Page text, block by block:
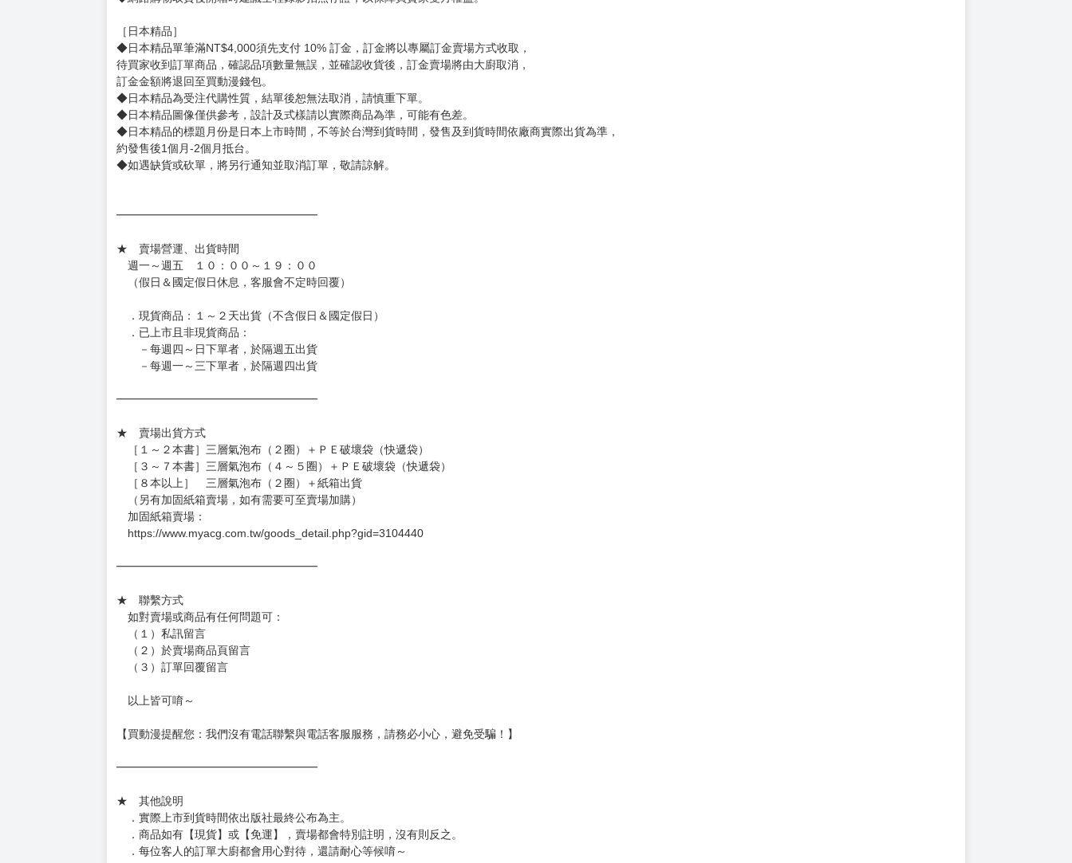
◆不同月份商品可一起結帳，等訂單內所有商品到齊後一起發貨。
◆預購商品皆無現貨，商品圖為示意圖，請以實品為主。
◆商品如有缺件、瑕疵，請務必取貨3日內留言反應，逾期不受理。
◆書籍拆封無法更換及退貨(內頁印刷瑕疵例外)
書籍有問題請不要拆封，請私訊大廚協助。
◆逾期未取且訂單取消後三個工作天內未有任何反應，將直接加入黑名單，還請下單後準時取貨。
◆書籍贈品&上市日、依出版社最終公布為主。
有時會上市前更改贈品內容或延後出版，還請注意。
◆網路購物取貨後開箱時建議全程錄影拍照存證，以保障買賣家雙方權益。
訂金金額將退回至買動漫錢包。
◆日本精品為受注代購性質，結單後恕無法取消，請慎重下單。
◆日本精品圖像僅供參考，設計及式樣請以實際商品為準，可能有色差。
約發售後1個月-2個月抵台。
◆如遇缺貨或砍單，將另行通知並取消訂單，敬請諒解。
週一～週五 １０：００～１９：００
（假日＆國定假日休息，客服會不定時回覆）
．現貨商品：１～２天出貨（不含假日＆國定假日）
．已上市且非現貨商品：
－每週四～日下單者，於隔週五出貨
－每週一～三下單者，於隔週四出貨
★ 賣場出貨方式
［１～２本書］三層氣泡布（２圈）＋ＰＥ破壞袋（快遞袋）
［３～７本書］三層氣泡布（４～５圈）＋ＰＥ破壞袋（快遞袋）
［８本以上］ 三層氣泡布（２圈）＋紙箱出貨
（另有加固紙箱賣場，如有需要可至賣場加購）
https://www.myacg.com.tw/goods_detail.php?gid=3104440
━━━━━━━━━━━━━━━━━━
（１）私訊留言
（２）於賣場商品頁留言
（３）訂單回覆留言